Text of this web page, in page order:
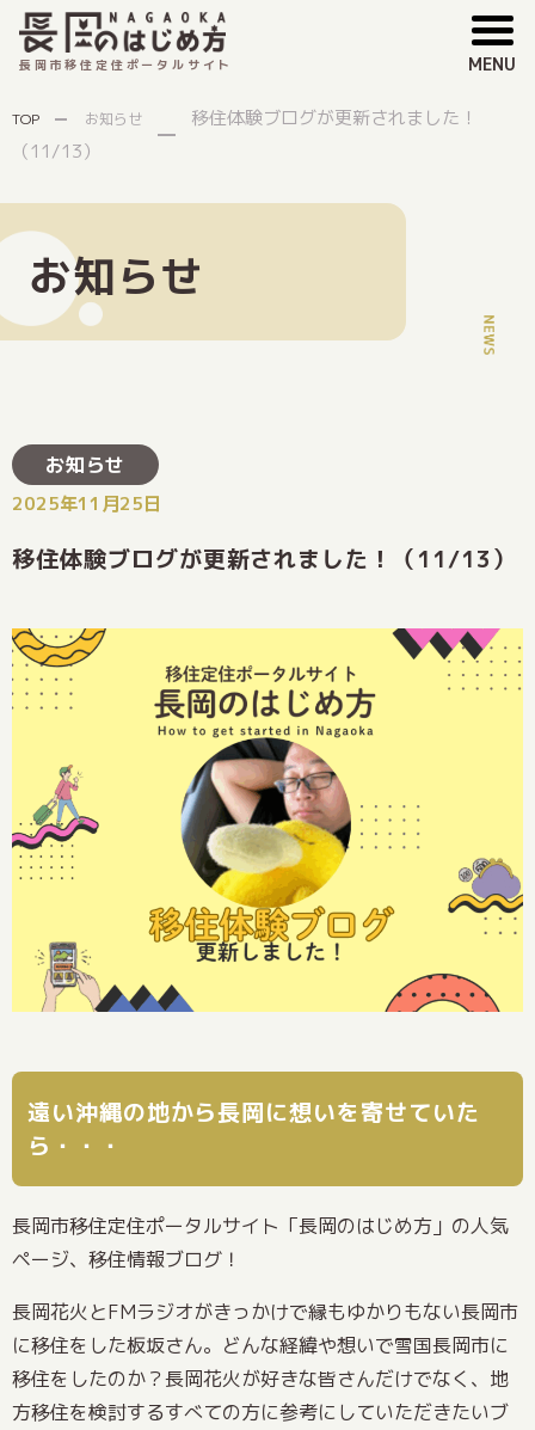
長岡市移住定住ポータルサイト MENU
TOP お知らせ
移住体験ブログが更新されました！
（11/13）
お知らせ
お知らせ
2025年11月25日
移住体験ブログが更新されました！（11/13）
遠い沖縄の地から長岡に想いを寄せていた
ら・・・
長岡市移住定住ポータルサイト「長岡のはじめ方」の人気
ページ、移住情報ブログ！
長岡花火とFMラジオがきっかけで縁もゆかりもない長岡市
に移住をした板坂さん。どんな経緯や想いで雪国長岡市に
移住をしたのか？長岡花火が好きな皆さんだけでなく、地
方移住を検討するすべての方に参考にしていただきたいブ